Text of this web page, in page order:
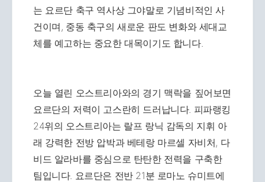
는 요르단 축구 역사상 그야말로 기념비적인 사
건이며, 중동 축구의 새로운 판도 변화와 세대교
체를 예고하는 중요한 대목이기도 합니다.
오늘 열린 오스트리아와의 경기 맥락을 짚어보면
요르단의 저력이 고스란히 드러납니다. 피파랭킹
24위의 오스트리아는 랄프 랑닉 감독의 지휘 아
래 강력한 전방 압박과 베테랑 마르셀 자비처, 다
비드 알라바를 중심으로 탄탄한 전력을 구축한
팀입니다. 요르단은 전반 21분 로마노 슈미트에